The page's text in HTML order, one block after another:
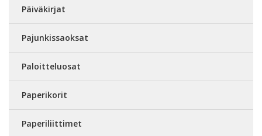
Päiväkirjat
Pajunkissaoksat
Paloitteluosat
Paperikorit
Paperiliittimet